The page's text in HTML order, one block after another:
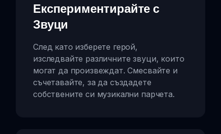
Експериментирайте с
Звуци
След като изберете герой,
изследвайте различните звуци, които
могат да произвеждат. Смесвайте и
съчетавайте, за да създадете
собствените си музикални парчета.